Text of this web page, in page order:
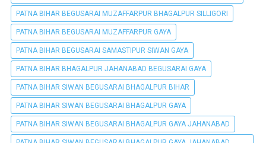
PATNA BIHAR BEGUSARAI MUZAFFARPUR BHAGALPUR SILLIGORI
PATNA BIHAR BEGUSARAI MUZAFFARPUR GAYA
PATNA BIHAR BEGUSARAI SAMASTIPUR SIWAN GAYA
PATNA BIHAR BHAGALPUR JAHANABAD BEGUSARAI GAYA
PATNA BIHAR SIWAN BEGUSARAI BHAGALPUR BIHAR
PATNA BIHAR SIWAN BEGUSARAI BHAGALPUR GAYA
PATNA BIHAR SIWAN BEGUSARAI BHAGALPUR GAYA JAHANABAD